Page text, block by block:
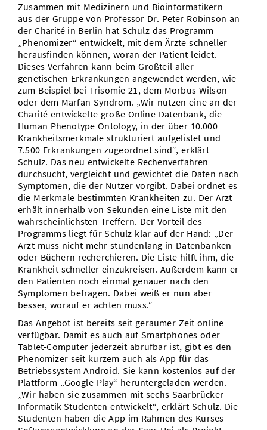
Zusammen mit Medizinern und Bioinformatikern
aus der Gruppe von Professor Dr. Peter Robinson an
der Charité in Berlin hat Schulz das Programm
„Phenomizer“ entwickelt, mit dem Ärzte schneller
herausfinden können, woran der Patient leidet.
Dieses Verfahren kann beim Großteil aller
genetischen Erkrankungen angewendet werden, wie
zum Beispiel bei Trisomie 21, dem Morbus Wilson
oder dem Marfan-Syndrom. „Wir nutzen eine an der
Charité entwickelte große Online-Datenbank, die
Human Phenotype Ontology, in der über 10.000
Krankheitsmerkmale strukturiert aufgelistet und
7.500 Erkrankungen zugeordnet sind“, erklärt
Schulz. Das neu entwickelte Rechenverfahren
durchsucht, vergleicht und gewichtet die Daten nach
Symptomen, die der Nutzer vorgibt. Dabei ordnet es
die Merkmale bestimmten Krankheiten zu. Der Arzt
erhält innerhalb von Sekunden eine Liste mit den
wahrscheinlichsten Treffern. Der Vorteil des
Programms liegt für Schulz klar auf der Hand: „Der
Arzt muss nicht mehr stundenlang in Datenbanken
oder Büchern recherchieren. Die Liste hilft ihm, die
Krankheit schneller einzukreisen. Außerdem kann er
den Patienten noch einmal genauer nach den
Symptomen befragen. Dabei weiß er nun aber
besser, worauf er achten muss.“
Das Angebot ist bereits seit geraumer Zeit online
verfügbar. Damit es auch auf Smartphones oder
Tablet-Computer jederzeit abrufbar ist, gibt es den
Phenomizer seit kurzem auch als App für das
Betriebssystem Android. Sie kann kostenlos auf der
Plattform „Google Play“ heruntergeladen werden.
„Wir haben sie zusammen mit sechs Saarbrücker
Informatik-Studenten entwickelt“, erklärt Schulz. Die
Studenten haben die App im Rahmen des Kurses